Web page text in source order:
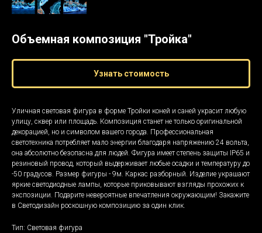
Объемная композиция "Тройка"
Узнать стоимость
Уличная световая фигура в форме Тройки коней и саней украсит любую
улицу, сквер или площадь. Композиция станет не только оригинальной
декорацией, но и символом вашего города. Профессиональная
светотехника потребляет мало энергии благодаря напряжению 24 вольта,
она абсолютно безопасна для людей. Фигура имеет степень защиты IP65 и
резиновый провод, который выдерживает любые осадки и температуру до
-50 градусов. Размер фигуры - 9м. Каркас разборный. Изделие украшают
яркие светодиодные лампы, которые приковывают взгляды прохожих к
экспозиции. Подарите невероятные впечатления окружающим! Закажите
в Светодизайн роскошную композицию за один клик.
Тип: Световая фигура